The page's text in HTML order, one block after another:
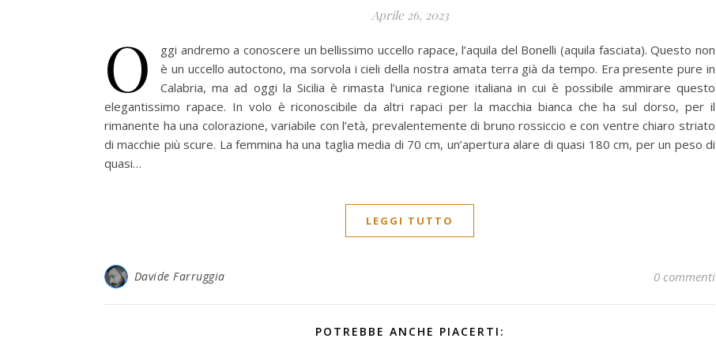
Aprile 26, 2023
O
ggi andremo a conoscere un bellissimo uccello rapace, l’aquila del Bonelli (aquila fasciata). Questo non
è un uccello autoctono, ma sorvola i cieli della nostra amata terra già da tempo. Era presente pure in
Calabria, ma ad oggi la Sicilia è rimasta l’unica regione italiana in cui è possibile ammirare questo
elegantissimo rapace. In volo è riconoscibile da altri rapaci per la macchia bianca che ha sul dorso, per il
rimanente ha una colorazione, variabile con l’età, prevalentemente di bruno rossiccio e con ventre chiaro striato
di macchie più scure. La femmina ha una taglia media di 70 cm, un’apertura alare di quasi 180 cm, per un peso di
quasi…
LEGGI TUTTO
Davide Farruggia 0 commenti
POTREBBE ANCHE PIACERTI: